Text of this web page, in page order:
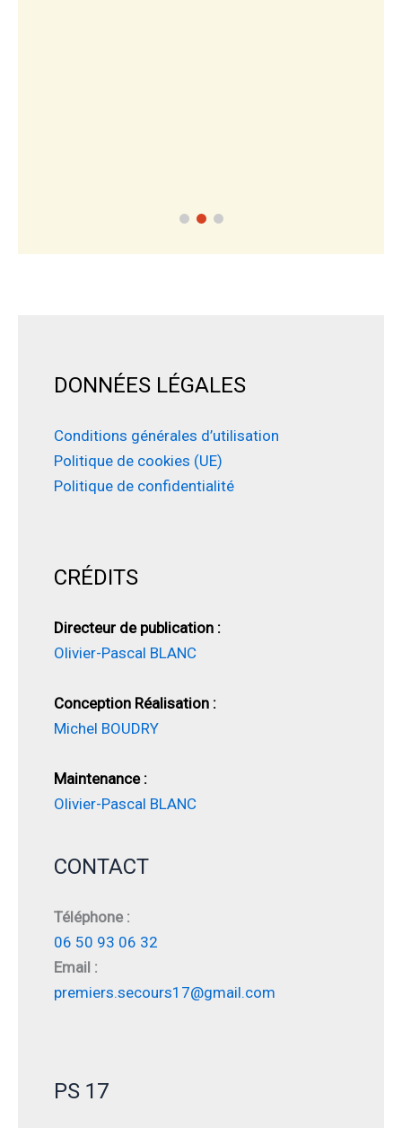
DONNÉES LÉGALES
Conditions générales d’utilisation
Politique de cookies (UE)
Politique de confidentialité
CRÉDITS
Directeur de publication :
Olivier-Pascal BLANC
Conception Réalisation :
Michel BOUDRY
Maintenance :
Olivier-Pascal BLANC
CONTACT
Téléphone :
06 50 93 06 32
Email :
premiers.secours17@gmail.com
PS 17